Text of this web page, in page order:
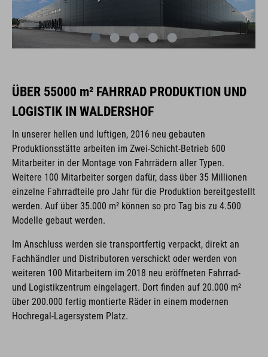
ÜBER 55000 m² FAHRRAD PRODUKTION UND
LOGISTIK IN WALDERSHOF
In unserer hellen und luftigen, 2016 neu gebauten
Produktionsstätte arbeiten im Zwei-Schicht-Betrieb 600
Mitarbeiter in der Montage von Fahrrädern aller Typen.
Weitere 100 Mitarbeiter sorgen dafür, dass über 35 Millionen
einzelne Fahrradteile pro Jahr für die Produktion bereitgestellt
werden. Auf über 35.000 m² können so pro Tag bis zu 4.500
Modelle gebaut werden.
Im Anschluss werden sie transportfertig verpackt, direkt an
Fachhändler und Distributoren verschickt oder werden von
weiteren 100 Mitarbeitern im 2018 neu eröffneten Fahrrad-
und Logistikzentrum eingelagert. Dort finden auf 20.000 m²
über 200.000 fertig montierte Räder in einem modernen
Hochregal-Lagersystem Platz.